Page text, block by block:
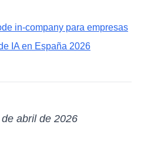
in-company para empresas
IA en España 2026
abril de 2026